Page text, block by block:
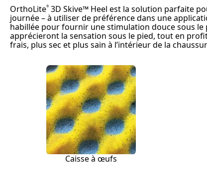
OrthoLite® 3D Skive™ Heel est la solution parfaite
journée – à utiliser de préférence dans une
habillée pour fournir une stimulation douce sous le
apprécieront la sensation sous le pied, tout en
frais, plus sec et plus sain à l’intérieur de la
Caisse à œufs